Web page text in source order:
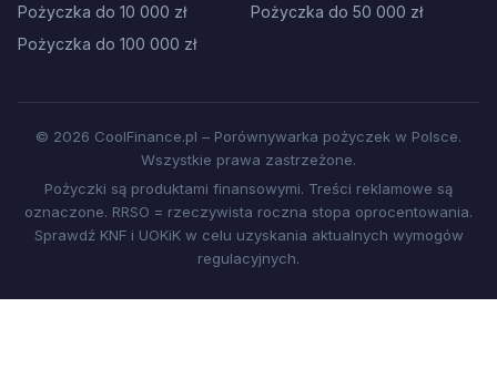
Pożyczka do 10 000 zł
Pożyczka do 50 000 zł
Pożyczka do 100 000 zł
© 2026 CoolFinance.pl – Porównywarka pożyczek w Polsce.
Wszystkie prawa zastrzeżone.
Pożyczki są produktami finansowymi. Treści reklamowe są
oznaczone. RRSO = rzeczywista roczna stopa oprocentowania.
Sprawdź KNF i UOKiK w celu uzyskania aktualnych wymogów
regulacyjnych.